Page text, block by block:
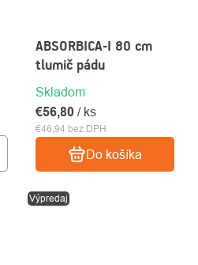
ABSORBICA-I 80 cm
tlumič pádu
Skladom
€46,94 bez DPH
€56,80 / ks
Do košíka
Výpredaj